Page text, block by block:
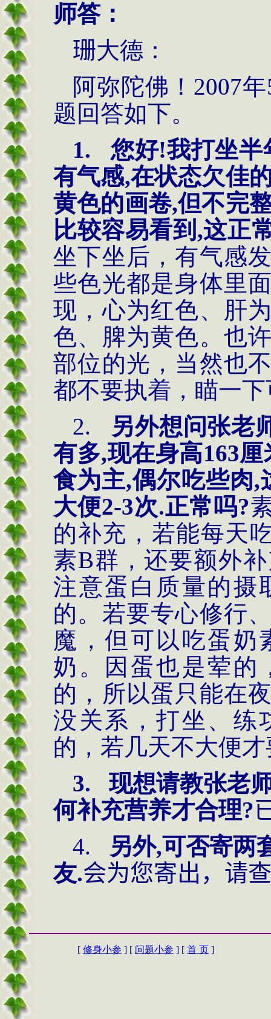
师答：
珊大德：
阿弥陀佛！ 2007年
题回答如下。
1.
您好!我打坐半
有气感,在状态欠佳
黄色的画卷,但不完
比较容易看到,这正
坐下坐后，有气感
些色光都是身体里
现，心为红色、肝
色、脾为黄色。也
部位的光，当然也
都不要执着，瞄一
2.
另外想问张老
有多,现在身高163
食为主,偶尔吃些肉,
大便2-3次.正常吗?
的补充，若能每天
素B群，还要额外
注意蛋白质量的摄
的。若要专心修行
魔，但可以吃蛋奶
奶。因蛋也是荤的
的，所以蛋只能在
没关系，打坐、练
的，若几天不大便
3.
现想请教张老
何补充营养才合理?
4.
另外,可否寄两
友.会为您寄出，请
[ 修身小参 ] [ 问题小参 ] [ 首 页 ]